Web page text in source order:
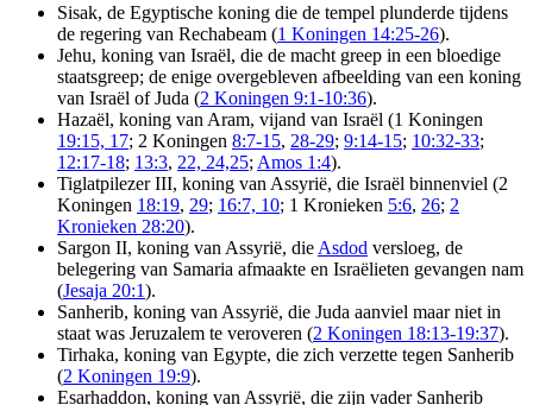
Sisak, de Egyptische koning die de tempel plunderde tijdens
de regering van Rechabeam (1 Koningen 14:25-26).
Jehu, koning van Israël, die de macht greep in een bloedige
staatsgreep; de enige overgebleven afbeelding van een koning
van Israël of Juda (2 Koningen 9:1-10:36).
Hazaël, koning van Aram, vijand van Israël (1 Koningen
19:15, 17; 2 Koningen 8:7-15, 28-29; 9:14-15; 10:32-33;
12:17-18; 13:3, 22, 24,25; Amos 1:4).
Tiglatpilezer III, koning van Assyrië, die Israël binnenviel (2
Koningen 18:19, 29; 16:7, 10; 1 Kronieken 5:6, 26; 2
Kronieken 28:20).
Sargon II, koning van Assyrië, die Asdod versloeg, de
belegering van Samaria afmaakte en Israëlieten gevangen nam
(Jesaja 20:1).
Sanherib, koning van Assyrië, die Juda aanviel maar niet in
staat was Jeruzalem te veroveren (2 Koningen 18:13-19:37).
Tirhaka, koning van Egypte, die zich verzette tegen Sanherib
(2 Koningen 19:9).
Esarhaddon, koning van Assyrië, die zijn vader Sanherib